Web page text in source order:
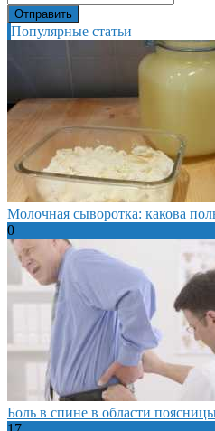
Популярные статьи
Молочная сыворотка: какова
0
Боль в спине в области